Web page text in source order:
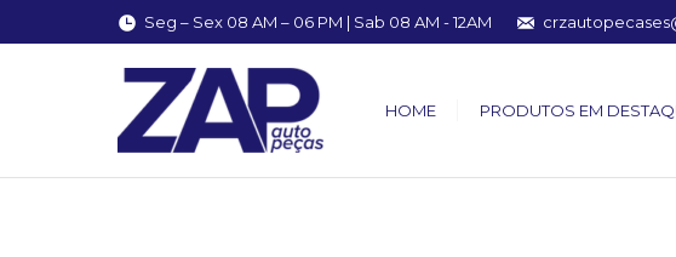
Seg – Sex 08 AM – 06 PM | Sab 08 AM - 12AM
HOME PRODUTOS EM